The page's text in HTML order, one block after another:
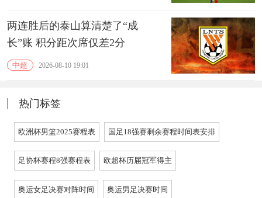
两连胜后的泰山算清楚了“成
长”账 积分距次席仅差2分
中超 2026-08-10 19:01
热门标签
欧洲杯男篮2025赛程表 国足18强赛剩余赛程时间表安排
足协杯赛程8强赛程表 欧超杯历届冠军得主
奥运女足决赛对阵时间 奥运男足决赛时间